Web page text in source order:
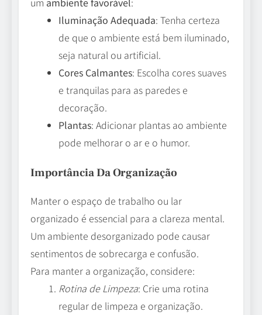
Iluminação Adequada: Tenha certeza
de que o ambiente está bem iluminado,
seja natural ou artificial.
Cores Calmantes: Escolha cores suaves
e tranquilas para as paredes e
decoração.
Plantas: Adicionar plantas ao ambiente
pode melhorar o ar e o humor.
Importância Da Organização
Manter o espaço de trabalho ou lar
organizado é essencial para a clareza mental.
Um ambiente desorganizado pode causar
sentimentos de sobrecarga e confusão.
Para manter a organização, considere:
Rotina de Limpeza: Crie uma rotina
regular de limpeza e organização.